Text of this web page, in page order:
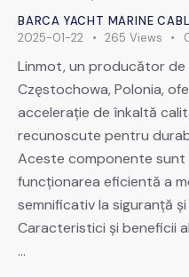
BARCA YACHT MARINE
2025-01-22
265 Views
Linmot, un producător
Częstochowa, Polonia,
accelerație de înkaltă
recunoscute pentru
Aceste componente sunt
funcționarea eficientă a
semnificativ la siguranță
Caracteristici și beneficii
…